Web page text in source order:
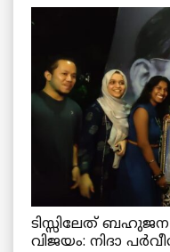
ടിസ്സിലേത് ബഹുജന
വിജയം: നിദാ